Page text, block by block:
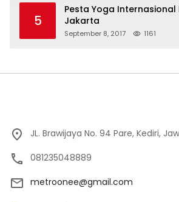
5
Pesta Yoga
Jakarta
September 8, 2017 1161
JL. Brawijaya No. 94 Pare, Kediri,
081235048889
metroonee@gmail.com